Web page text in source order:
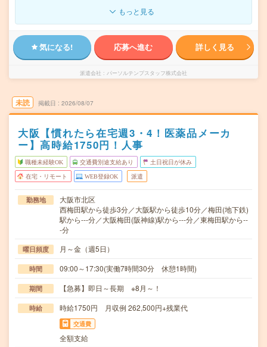
もっと見る
気になる! 応募へ進む 詳しく見る
派遣会社 パーソルテンプスタッフ株式会社
未読 掲載日 2026/08/07
大阪【慣れたら在宅週3・4！医薬品メーカ
ー】高時給1750円！人事
職種未経験OK 交通費別途支給あり 土日祝日が休み
在宅・リモート WEB登録OK 派遣
勤務地
大阪市北区
西梅田駅から徒歩3分／大阪駅から徒歩10分／梅田(地下鉄)
駅から---分／大阪梅田(阪神線)駅から---分／東梅田駅から--
-分
曜日頻度 月～金（週5日）
時間 09:00～17:30(実働7時間30分 休憩1時間)
期間 【急募】即日～長期 ※8月～！
時給 時給1750円 月収例 262,500円+残業代
交通費
全額支給